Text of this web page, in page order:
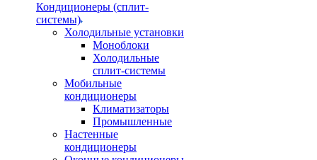
Кондиционеры (сплит-
системы)
Холодильные установки
Моноблоки
Холодильные
сплит-системы
Мобильные
кондиционеры
Климатизаторы
Промышленные
Настенные
кондиционеры